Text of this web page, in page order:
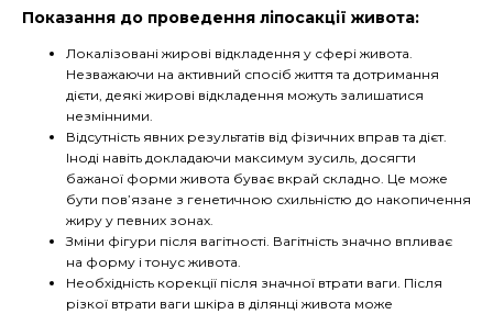
Показання до проведення ліпосакції живота:
Локалізовані жирові відкладення у сфері живота.
Незважаючи на активний спосіб життя та дотримання
дієти, деякі жирові відкладення можуть залишатися
незмінними.
Відсутність явних результатів від фізичних вправ та дієт.
Іноді навіть докладаючи максимум зусиль, досягти
бажаної форми живота буває вкрай складно. Це може
бути пов’язане з генетичною схильністю до накопичення
жиру у певних зонах.
Зміни фігури після вагітності. Вагітність значно впливає
на форму і тонус живота.
Необхідність корекції після значної втрати ваги. Після
різкої втрати ваги шкіра в ділянці живота може